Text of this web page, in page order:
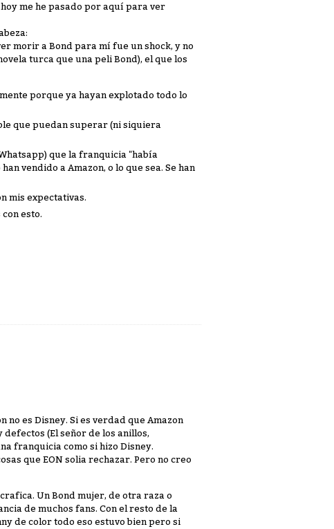
me he pasado por aquí para ver
morir a Bond para mí fue un shock, y no
turca que una peli Bond), el que los
porque ya hayan explotado todo lo
que puedan superar (ni siquiera
que la franquicia "había
vendido a Amazon, o lo que sea. Se han
mis expectativas.
esto.
no es Disney. Si es verdad que Amazon
defectos (El señor de los anillos,
franquicia como si hizo Disney.
que EON solia rechazar. Pero no creo
Un Bond mujer, de otra raza o
de muchos fans. Con el resto de la
de color todo eso estuvo bien pero si